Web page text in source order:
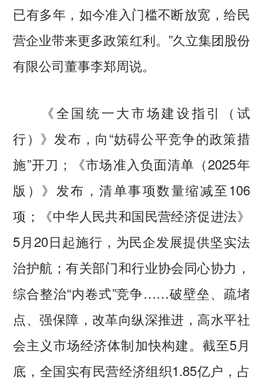
已有多年，如今准入门槛不断放宽，给民
营企业带来更多政策红利。”久立集团股份
有限公司董事李郑周说。
《全国统一大市场建设指引（试
行）》发布，向“妨碍公平竞争的政策措
施”开刀；《市场准入负面清单（2025年
版）》发布，清单事项数量缩减至106
项；《中华人民共和国民营经济促进法》
5月20日起施行，为民企发展提供坚实法
治护航；有关部门和行业协会同心协力，
综合整治“内卷式”竞争……破壁垒、疏堵
点、强保障，改革向纵深推进，高水平社
会主义市场经济体制加快构建。截至5月
底，全国实有民营经济组织1.85亿户，占